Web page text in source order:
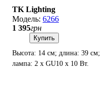
TK Lighting
6266
1 395грн
Купить
Высота: 14 см; длина: 39 см;
лампа: 2 х GU10 х 10 Вт.